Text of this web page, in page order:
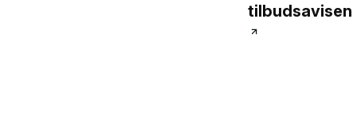
tilbudsavisen